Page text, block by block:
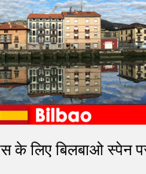
के लिए बिलबाओ स्पेन